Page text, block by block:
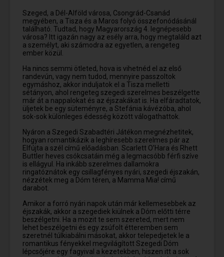
Szeged, a Dél-Alföld városa, Csongrád-Csanád
megyében, a Tisza és a Maros folyó összefonódásánál
található. Tudtad, hogy Magyarország 4. legnépesebb
városa? Itt igazán nagy az esély arra, hogy megtaláld azt
a személyt, aki számodra az egyetlen, a rengeteg
ember közül.
Ha nincs semmi ötleted, hova is vihetnéd el az első
randevún, vagy nem tudod, mennyire passzoltok
egymáshoz, akkor induljatok el a Tisza melletti
sétányon, ahol rengeteg szegedi szerelmes beszélgette
már át a nappalokat és az éjszakákat is. Ha elfáradtatok,
üljetek be egy süteményre, a Stefánia kávézóba, ahol
sok-sok különleges édesség között válogathattok.
Nyáron a Szegedi Szabadtéri Játékon megnézhetitek,
hogyan romantikázik a leghíresebb szerelmes pár az
Elfújta a szél című előadásban. Scarlett O’Hara és Rhett
Buttler heves csókcsatáin még a legmacsóbb férfi szíve
is ellágyul. Ha inkább szerelmes dallamokra
ringatóznátok egy csillagfényes nyári, szegedi éjszakán,
nézzétek meg a Dóm téren, a Mamma Mia! című
darabot.
Amikor a forró nyári napok után már kellemesebbek az
éjszakák, akkor a szegediek kiülnek a Dóm előtti térre
beszélgetni. Ha a mozit te sem szereted, mert nem
lehet beszélgetni és egy zsúfolt étteremben sem
szeretnél túlkiabálni másokat, akkor telepedjetek le a
romantikus fényekkel megvilágított Szegedi Dóm
lépcsőjére egy fagyival a kezetekben, hiszen itt a sok